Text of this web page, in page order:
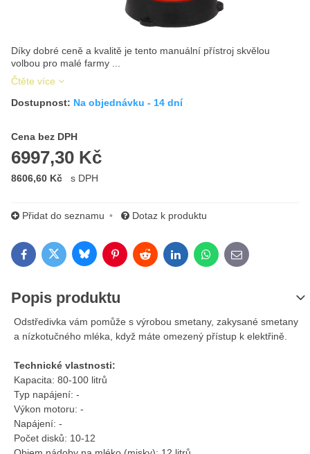
Díky dobré ceně a kvalitě je tento manuální přístroj skvělou
volbou pro malé farmy ...
Čtěte více
Dostupnost: Na objednávku - 14 dní
Cena bez DPH
6997,30 Kč
Cena s DPH
8606,60 Kč s DPH
Přidat do seznamu Dotaz k produktu
FacebookTwitterBlueskyPinterestRedditLinkedInWhatsApp
E-mail
Popis produktu
Odstředivka vám pomůže s výrobou smetany, zakysané smetany
a nízkotučného mléka, když máte omezený přístup k elektřině.
Technické vlastnosti:
Kapacita: 80-100 litrů
Typ napájení: -
Výkon motoru: -
Napájení: -
Počet disků: 10-12